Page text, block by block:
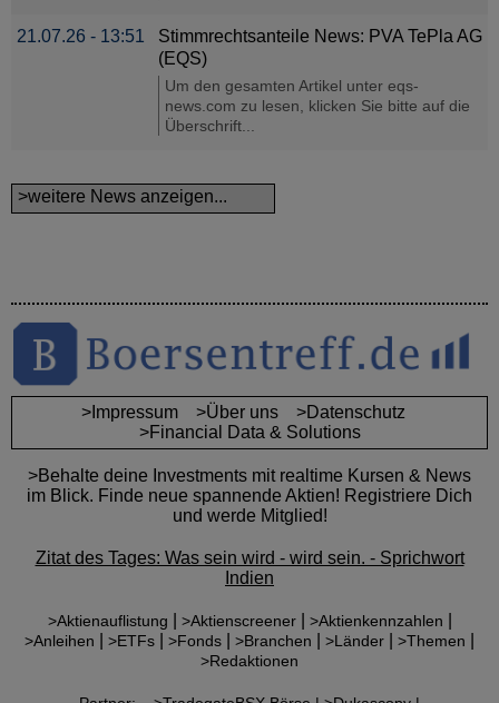
21.07.26 - 13:51
Stimmrechtsanteile News: PVA TePla AG
(EQS)
Um den gesamten Artikel unter eqs-
news.com zu lesen, klicken Sie bitte auf die
Überschrift...
>weitere News anzeigen...
>Impressum >Über uns
>Datenschutz
>Financial Data & Solutions
>Behalte deine Investments mit realtime Kursen & News
im Blick. Finde neue spannende Aktien! Registriere Dich
und werde Mitglied!
Zitat des Tages: Was sein wird - wird sein. - Sprichwort
Indien
>Aktienauflistung >Aktienscreener| >Aktienkennzahlen
>Anleihen >ETFs >Fonds >Branchen >Länder >Themen
>Redaktionen